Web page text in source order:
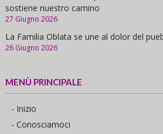
sostiene nuestro camino
27 Giugno 2026
La Familia Oblata se une al dolor del
26 Giugno 2026
MENÙ PRINCIPALE
- Inizio
- Conosciamoci